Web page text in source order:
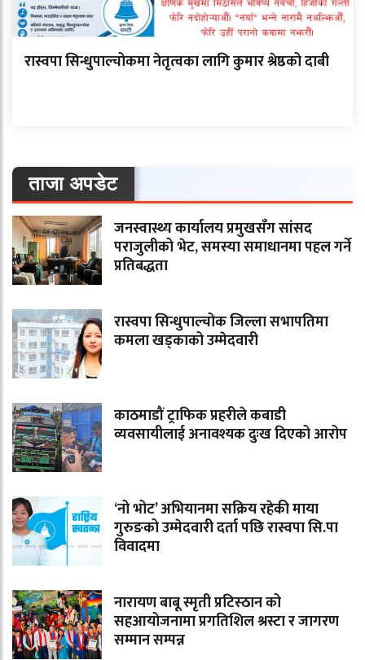
रास्वपा सिन्धुपाल्चोकमा नेतृत्वका लागि कुमार श्रेष्ठको दाबी
ताजा अपडेट
जनस्वास्थ्य कार्यालय प्रमुखसँग सांसद
पराजुलीको भेट, समस्या समाधानमा पहल गर्ने
प्रतिबद्धता
रास्वपा सिन्धुपाल्चोक जिल्ला सभापतिमा
कमला खड्काको उम्मेदवारी
काठमाडौं ट्राफिक प्रहरीले कबाडी
व्यवसायीलाई अनावश्यक दुःख दिएको आरोप
‘नो भोट’ अभियानमा सक्रिय रहेकी माया
गुरुङको उम्मेदवारी दर्ता पछि रास्वपा सि.पा
विवादमा
नारायण बाबू स्मृती प्रटिस्ठान को
सहआयोजनामा प्रगतिशिल श्रस्टा र जागरण
सम्मान सम्पन्न